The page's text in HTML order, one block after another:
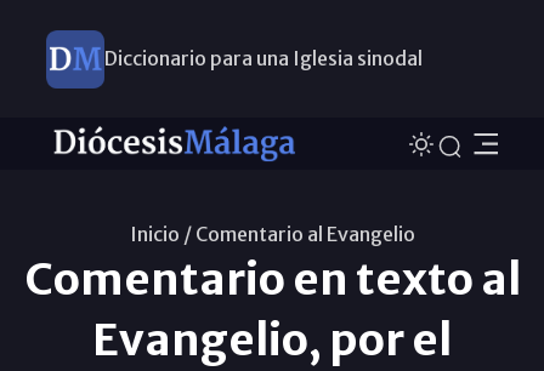
Diccionario para una Iglesia sinodal
Nuevos nombramientos
Inicio / Comentario al Evangelio
Comentario en texto al
Evangelio, por el